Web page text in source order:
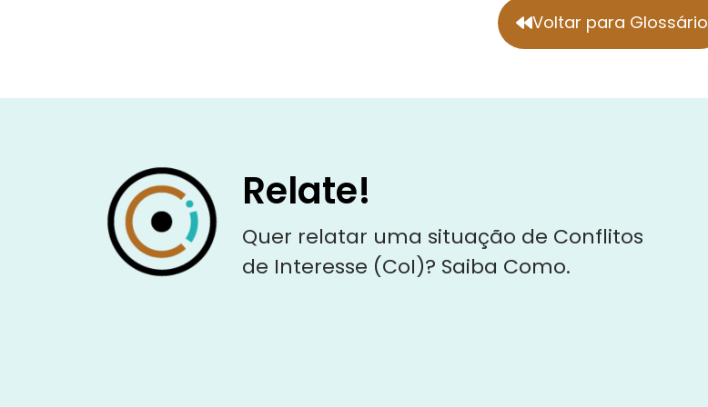
Voltar para Glossário
Relate!
Quer relatar uma situação de Conflitos
de Interesse (CoI)? Saiba Como.